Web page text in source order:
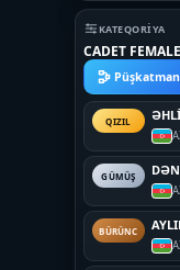
KATEQORIYA
CADET
QIZIL
GÜMÜŞ
BÜRÜNC